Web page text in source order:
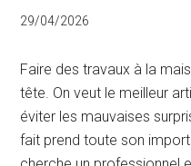
29/04/2026
Faire des travaux à la
tête. On veut le meilleur
éviter les mauvaises
fait prend toute son